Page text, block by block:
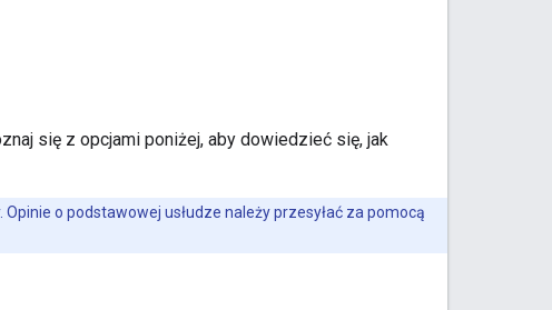
się z opcjami poniżej, aby dowiedzieć się, jak
. Opinie o podstawowej usłudze należy przesyłać za pomocą